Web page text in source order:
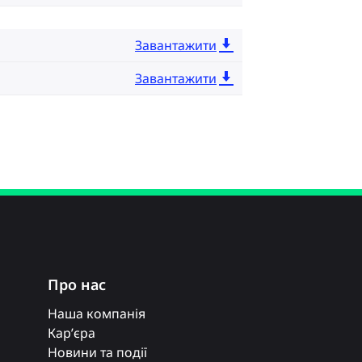
Завантажити
Завантажити
Про нас
Наша компанія
Кар’єра
Новини та події